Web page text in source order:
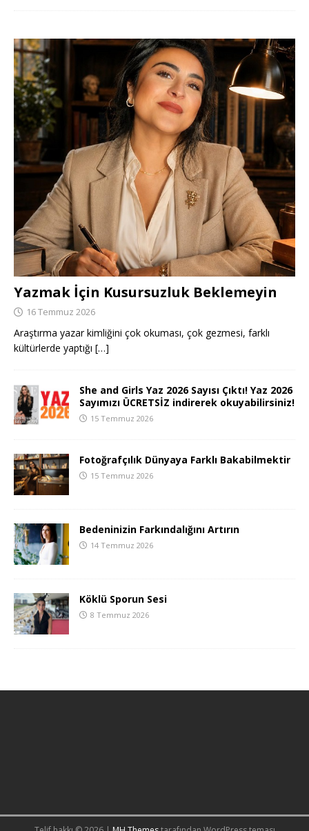
Yazmak İçin Kusursuzluk Beklemeyin
16 Temmuz 2026
Araştırma yazar kimliğini çok okuması, çok gezmesi, farklı
kültürlerde yaptığı […]
She and Girls Yaz 2026 Sayısı Çıktı! Yaz 2026
Sayımızı ÜCRETSİZ indirerek okuyabilirsiniz!
15 Temmuz 2026
Fotoğrafçılık Dünyaya Farklı Bakabilmektir
15 Temmuz 2026
Bedeninizin Farkındalığını Artırın
14 Temmuz 2026
Köklü Sporun Sesi
8 Temmuz 2026